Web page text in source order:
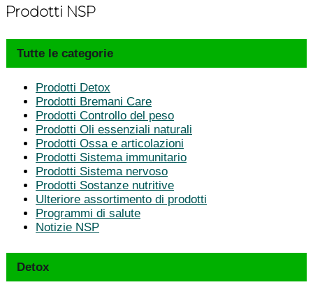
Prodotti NSP
Tutte le categorie
Prodotti Detox
Prodotti Bremani Care
Prodotti Controllo del peso
Prodotti Oli essenziali naturali
Prodotti Ossa e articolazioni
Prodotti Sistema immunitario
Prodotti Sistema nervoso
Prodotti Sostanze nutritive
Ulteriore assortimento di prodotti
Programmi di salute
Notizie NSP
Detox